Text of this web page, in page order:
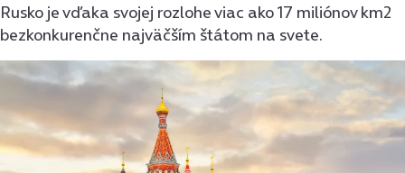
Rusko je vďaka svojej rozlohe viac ako 17 miliónov km2
bezkonkurenčne najväčším štátom na svete.